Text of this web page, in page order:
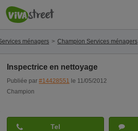
ménagers Champion Services ménagers
Inspectrice en nettoyage
Publiée par #14428551 le 11/05/2012
Champion
Tel